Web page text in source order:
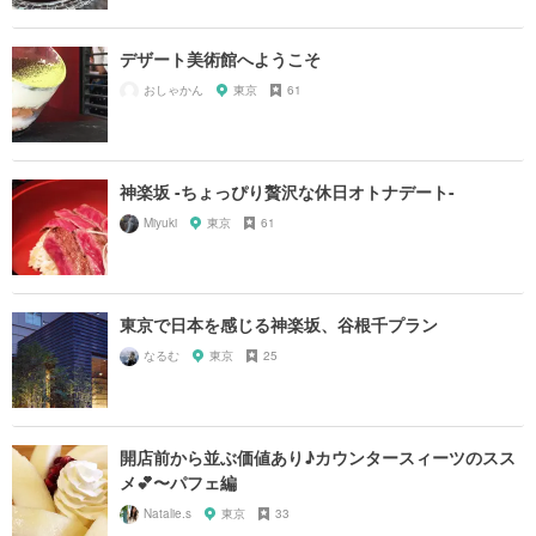
デザート美術館へようこそ
おしゃかん 東京 61
神楽坂 -ちょっぴり贅沢な休日オトナデート-
Miyuki 東京 61
東京で日本を感じる神楽坂、谷根千プラン
なるむ 東京 25
開店前から並ぶ価値あり♪カウンタースィーツのスス
メ💕〜パフェ編
Natalie.s 東京 33